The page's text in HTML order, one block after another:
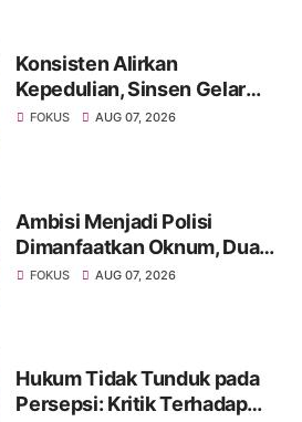
Konsisten Alirkan
Kepedulian, Sinsen Gelar
Donor Darah ke-23 dalam
FOKUS AUG 07, 2026
Ambisi Menjadi Polisi
Dimanfaatkan Oknum, Dua
Anggota Polda Jambi Diduga
FOKUS AUG 07, 2026
Hukum Tidak Tunduk pada
Persepsi: Kritik Terhadap